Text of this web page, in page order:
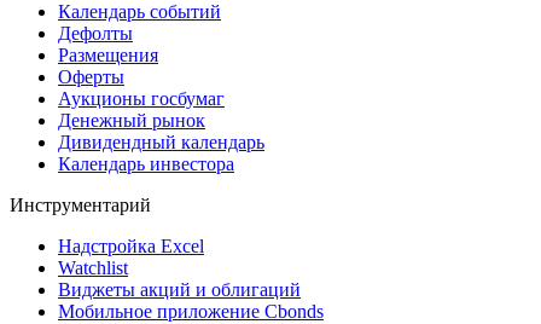
Календарь событий
Дефолты
Размещения
Оферты
Аукционы госбумаг
Денежный рынок
Дивидендный календарь
Календарь инвестора
Инструментарий
Надстройка Excel
Watchlist
Виджеты акций и облигаций
Мобильное приложение Cbonds